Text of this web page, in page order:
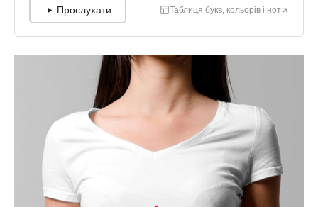
Прослухати Таблиця букв, кольорів і нот